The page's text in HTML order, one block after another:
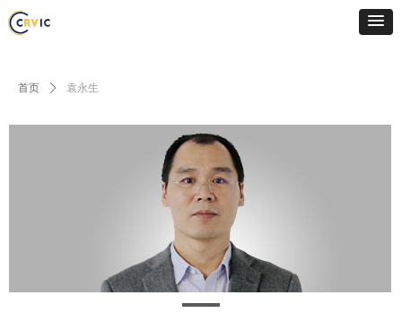
首页 ꄲ 袁永生